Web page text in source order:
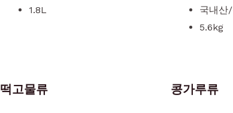
1.8L
국내산
5.6kg
떡고물류 콩가루류